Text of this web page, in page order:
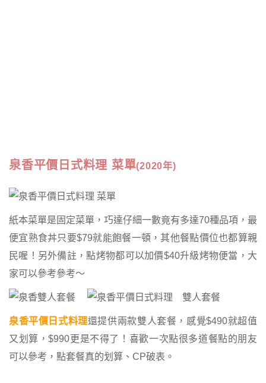
泉香平價日式料理 菜單(2020年)
紙本菜單是固定菜單，巧達仔細一數竟有多達70種品項，最
便宜熟食丼只要$79就能飽餐一頓，其他餐點價位也都算親
民喔！另外備註，點烤物都可以加價$40升級烤物便當，大
家可以參考參考～
泉香平價日式料理還提供兩款雙人套餐，感覺$490就超值
又划算，$990更是不得了！喜歡一次點很多道餐點的朋友
可以參考，點套餐真的划算、CP破表。